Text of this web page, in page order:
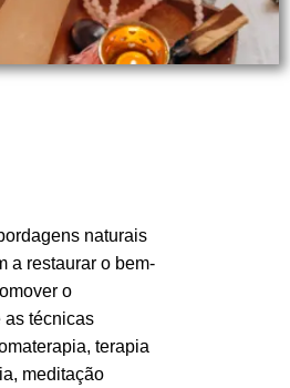
naturais
a restaurar o bem-
o
as técnicas
terapia
meditação